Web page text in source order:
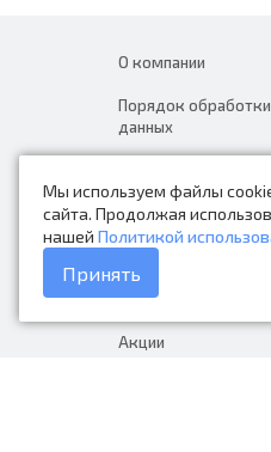
Мы используем файлы
сайта. Продолжая
нашей Политикой
Принять
О компании
Порядок
данных
Контакты
Каталог товаров
Доставка и оплата
Акции